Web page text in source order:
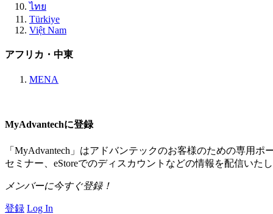
ไทย
Türkiye
Việt Nam
アフリカ・中東
MENA
MyAdvantechに登録
「MyAdvantech」はアドバンテックのお客様のための専用
セミナー、eStoreでのディスカウントなどの情報を配信いた
メンバーに今すぐ登録！
登録 Log In